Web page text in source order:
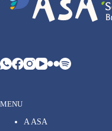
MENU
A ASA